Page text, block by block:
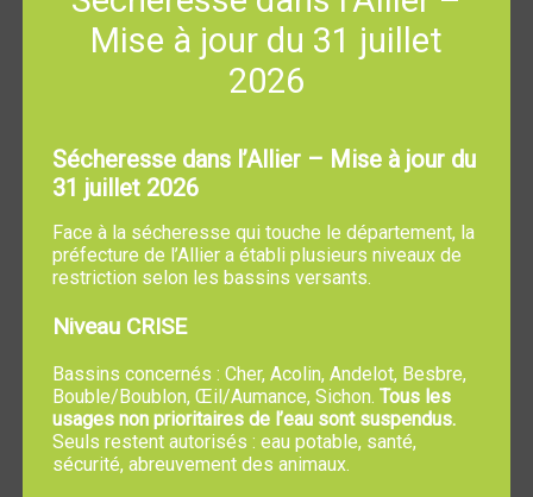
REGLEMENT INTERIEUR DU RETAURANT SCOLAIRE
ET DE LA GARDERIE
sont propres et autonomes.
L’inscription au restaurant scolaire est soumise à une
préinscription obligatoireà l’aide d’un document signé
par les parents, avant chaque période de vacances
scolaires.
L’inscription engage les familles sur la période
concernée :Tous les repas réservés seront facturés,
même en cas d’absence de l’enfant. Toutefois,en cas
d’absence de l’enfant à l’école et donc au restaurant
scolaire pour raison médicale, la facturation pourra être
annulée sur
Mise à jour du 31 juillet
2026
Sécheresse dans l’Allier – Mise à jour du
31 juillet 2026
Face à la sécheresse qui touche le département, la
préfecture de l’Allier a établi plusieurs niveaux de
restriction selon les bassins versants.
Niveau CRISE
Bassins concernés : Cher, Acolin, Andelot, Besbre,
Bouble/Boublon, Œil/Aumance, Sichon. Tous les
usages non prioritaires de l’eau sont suspendus.
Seuls restent autorisés : eau potable, santé,
sécurité, abreuvement des animaux.